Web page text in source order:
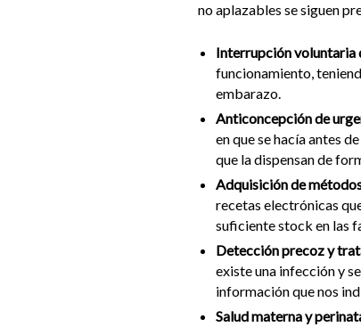
no aplazables se siguen
Interrupción voluntaria
funcionamiento,
embarazo.
Anticoncepción de
en que se hacía antes
que la dispensan de
Adquisición de
recetas electrónicas
suficiente stock en las
Detección precoz y
existe una infección y
información que nos
Salud materna y